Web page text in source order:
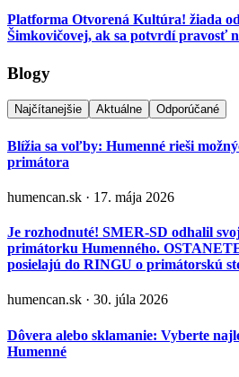
Platforma Otvorená Kultúra! žiada
Šimkovičovej, ak sa potvrdí pravosť
Blogy
Najčítanejšie Aktuálne Odporúčané
Blížia sa voľby: Humenné rieši
primátora
humencan.sk · 17. mája 2026
Je rozhodnuté! SMER-SD odhalil
primátorku Humenného.
posielajú do RINGU o primátorskú
humencan.sk · 30. júla 2026
Dôvera alebo sklamanie: Vyberte
Humenné